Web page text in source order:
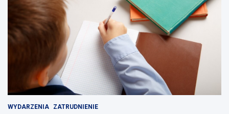
WYDARZENIA ZATRUDNIENIE